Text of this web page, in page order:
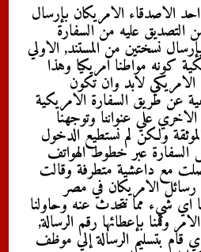
الاصدقاء الامريكان بإرسال
عليه من السفارة
نسختين من المستند, الاولي
كونه مواطنا امريكيا وهذا
لابد وان تكون
عن طريق السفارة الامريكية
علي عنواننا وتوجهنا
ولكن لم نستطيع الدخول
السفارة عبر خطوط الهواتف
مع داعشية متطرفة وقالت
رسائل الامريكان في مصر
اي شيء مما نتحدث عنه وحاولنا
وقمنا بإعطائها رقم الرسالة,
بتسليم الرسالة إلي موظف